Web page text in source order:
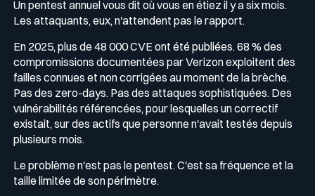
Télécom & Média
Programme CaRe
Récompenses
Événements
Logos & Press Kit
Glossaire Cyber
Un pentest annuel vous dit où vous en étiez il y a six mois.
Les attaquants, eux, n'attendent pas le rapport.
En 2025, plus de 48 000 CVE ont été publiées. 68 % des
compromissions documentées par Verizon exploitent des
failles connues et non corrigées au moment de la brèche.
Pas des zero-days. Pas des attaques sophistiquées. Des
vulnérabilités référencées, pour lesquelles un correctif
existait, sur des actifs que personne n'avait testés depuis
plusieurs mois.
Le problème n'est pas le pentest. C'est sa fréquence et la
taille limitée de son périmètre.